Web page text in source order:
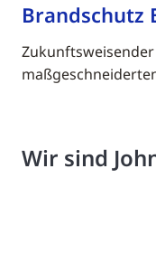
Brandschutz
Wir sind